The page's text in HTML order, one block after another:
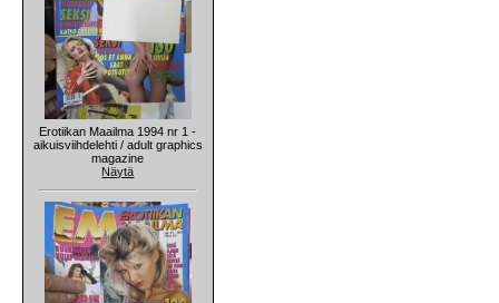
Erotiikan Maailma 1994 nr 1 -
aikuisviihdelehti / adult graphics
magazine
Näytä